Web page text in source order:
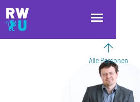
Direkt zum Inhalt
Direkt zur Hauptnavigation
Direkt zum Fußbereich
Alle Personen